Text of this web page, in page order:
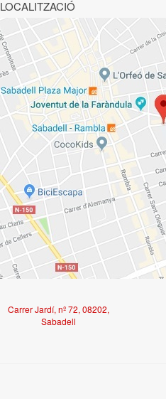
LOCALITZACIÓ
Carrer Jardí, nº 72, 08202,
Sabadell